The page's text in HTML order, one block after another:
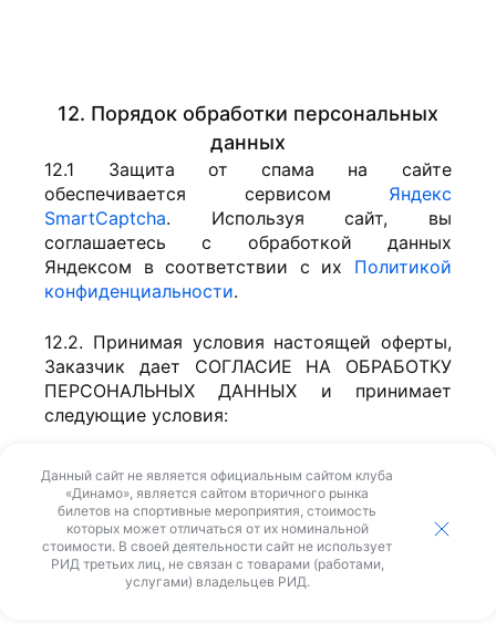
12. Порядок обработки персональных
данных
12.1 Защита от спама на сайте
обеспечивается сервисом Яндекс
SmartCaptcha. Используя сайт, вы
соглашаетесь с обработкой данных
Яндексом в соответствии с их Политикой
конфиденциальности.
12.2. Принимая условия настоящей оферты,
Заказчик дает СОГЛАСИЕ НА ОБРАБОТКУ
ПЕРСОНАЛЬНЫХ ДАННЫХ и принимает
следующие условия:
Настоящее Соглашение составлено на
основании требований Федерального закона
от 27.07.2006 г. № 152-ФЗ «О персональных
данных» и действует в отношении всех
персональных данных, которые ИП
Кизельбашев П.С. может получить о
Данный сайт не является официальным сайтом клуба
«Динамо», является сайтом вторичного рынка
билетов на спортивные мероприятия, стоимость
которых может отличаться от их номинальной
стоимости. В своей деятельности сайт не использует
РИД третьих лиц, не связан с товарами (работами,
услугами) владельцев РИД.